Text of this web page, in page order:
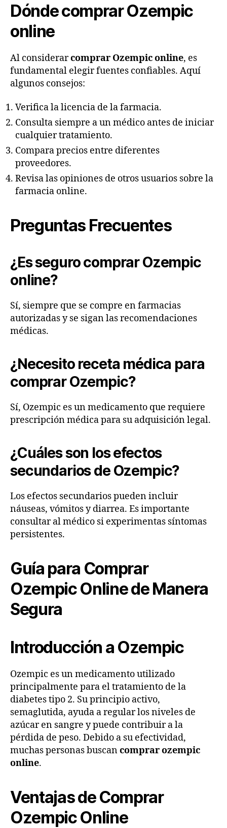
Dónde comprar Ozempic
online
Al considerarcomprar Ozempic online, es
fundamental elegir fuentes confiables. Aquí
algunos consejos:
Verifica la licencia de la farmacia.
Consulta siempre a un médico antes de iniciar
cualquier tratamiento.
Compara precios entre diferentes
proveedores.
Revisa las opiniones de otros usuarios sobre la
farmacia online.
Preguntas Frecuentes
¿Es seguro comprar Ozempic
online?
Sí, siempre que se compre en farmacias
autorizadas y se sigan las recomendaciones
médicas.
¿Necesito receta médica para
comprar Ozempic?
Sí, Ozempic es un medicamento que requiere
prescripción médica para su adquisición legal.
¿Cuáles son los efectos
secundarios de Ozempic?
Los efectos secundarios pueden incluir
náuseas, vómitos y diarrea. Es importante
consultar al médico si experimentas síntomas
persistentes.
Guía para Comprar
Ozempic Online de Manera
Segura
Introducción a Ozempic
Ozempic es un medicamento utilizado
principalmente para el tratamiento de la
diabetes tipo 2. Su principio activo,
semaglutida, ayuda a regular los niveles de
azúcar en sangre y puede contribuir a la
pérdida de peso. Debido a su efectividad,
muchas personas buscancomprar ozempic
online.
Ventajas de Comprar
Ozempic Online